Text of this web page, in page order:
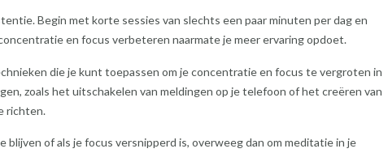
Begin met korte sessies van slechts een paar minuten per dag en
en focus verbeteren naarmate je meer ervaring opdoet.
die je kunt toepassen om je concentratie en focus te vergroten in
zoals het uitschakelen van meldingen op je telefoon of het creëren van
richten.
of als je focus versnipperd is, overweeg dan om meditatie in je